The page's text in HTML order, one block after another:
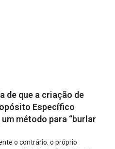
de que a criação de
Específico
método para “burlar
o contrário: o próprio